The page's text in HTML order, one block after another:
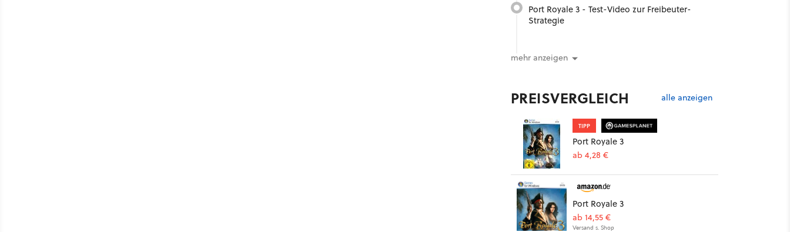
Port Royale 3 - Test-Video zur Freibeuter-
Strategie
mehr anzeigen
PREISVERGLEICH alle anzeigen
TIPP
Port Royale 3
ab 4,28 €
Port Royale 3
ab 14,55 €
Versand s. Shop